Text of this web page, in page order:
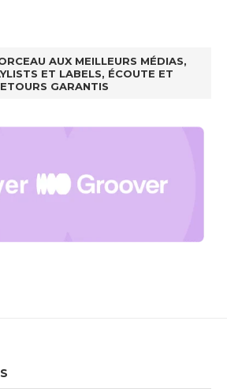
AUX MEILLEURS MÉDIAS,
ET LABELS, ÉCOUTE ET
GARANTIS